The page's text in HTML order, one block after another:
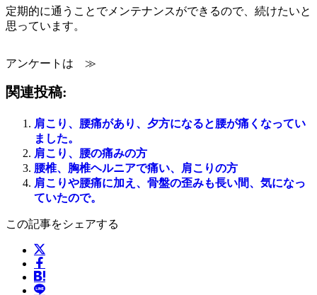
定期的に通うことでメンテナンスができるので、続けたいと
思っています。
アンケートは ≫
関連投稿:
肩こり、腰痛があり、夕方になると腰が痛くなってい
ました。
肩こり、腰の痛みの方
腰椎、胸椎ヘルニアで痛い、肩こりの方
肩こりや腰痛に加え、骨盤の歪みも長い間、気になっ
ていたので。
この記事をシェアする